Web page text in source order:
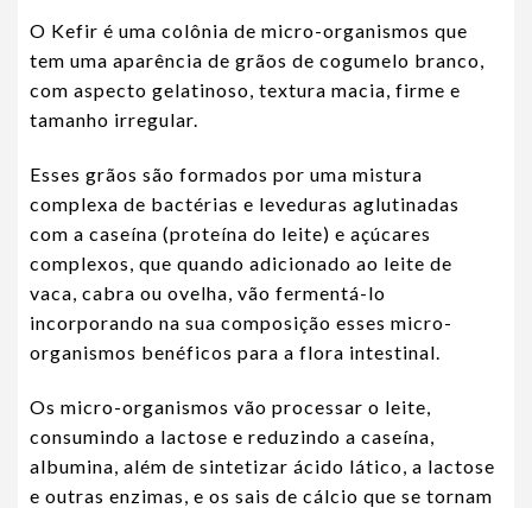
O Kefir é uma colônia de micro-organismos que
tem uma aparência de grãos de cogumelo branco,
com aspecto gelatinoso, textura macia, firme e
tamanho irregular.
Esses grãos são formados por uma mistura
complexa de bactérias e leveduras aglutinadas
com a caseína (proteína do leite) e açúcares
complexos, que quando adicionado ao leite de
vaca, cabra ou ovelha, vão fermentá-lo
incorporando na sua composição esses micro-
organismos benéficos para a flora intestinal.
Os micro-organismos vão processar o leite,
consumindo a lactose e reduzindo a caseína,
albumina, além de sintetizar ácido lático, a lactose
e outras enzimas, e os sais de cálcio que se tornam